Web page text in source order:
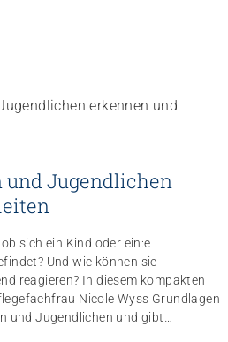
und
bei Menschen mit
und Jugendlichen
sich ein Kind oder ein:e
Und wie können sie
reagieren? In diesem kompakten
Nicole Wyss Grundlagen
und Jugendlichen und gibt